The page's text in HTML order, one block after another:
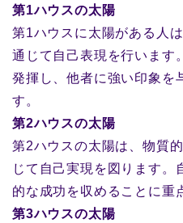
第1ハウスの太陽
第1ハウスに太陽がある人
通じて自己表現を行います
発揮し、他者に強い印象を
す。
第2ハウスの太陽
第2ハウスの太陽は、物質
じて自己実現を図ります。
的な成功を収めることに重
第3ハウスの太陽